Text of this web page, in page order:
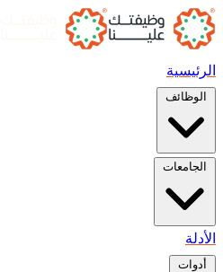
الرئيسية
الوظائف
الجامعات
الأدلة
أدوات